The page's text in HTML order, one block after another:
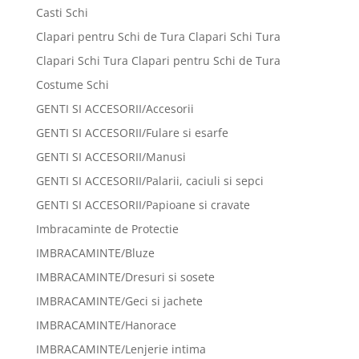
Casti Schi
Clapari pentru Schi de Tura Clapari Schi Tura
Clapari Schi Tura Clapari pentru Schi de Tura
Costume Schi
GENTI SI ACCESORII/Accesorii
GENTI SI ACCESORII/Fulare si esarfe
GENTI SI ACCESORII/Manusi
GENTI SI ACCESORII/Palarii, caciuli si sepci
GENTI SI ACCESORII/Papioane si cravate
Imbracaminte de Protectie
IMBRACAMINTE/Bluze
IMBRACAMINTE/Dresuri si sosete
IMBRACAMINTE/Geci si jachete
IMBRACAMINTE/Hanorace
IMBRACAMINTE/Lenjerie intima